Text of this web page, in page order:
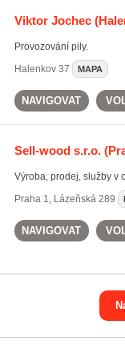
Viktor Jochec
Provozování pily.
Halenkov37 MAPA
NAVIGOVAT
Sell-wood s.r.o.
Výroba, prodej, služby v
Praha 1, Lázeňská 289
NAVIGOVAT